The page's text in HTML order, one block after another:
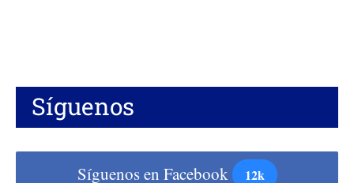
Síguenos
Síguenos en Facebook 12k